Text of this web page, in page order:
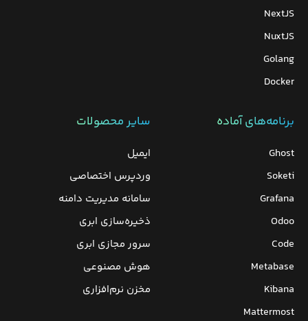
NextJS
NuxtJS
Golang
Docker
برنامه‌های‌ آماده
Ghost
Soketi
Grafana
Odoo
Code
Metabase
Kibana
Mattermost
سایر محصولات
ایمیل
وردپرس‌ اختصاصی
سامانه مدیریت دامنه
ذخیره‌سازی ابری
سرور مجازی ابری
هوش مصنوعی
مخزن نرم‌افزاری